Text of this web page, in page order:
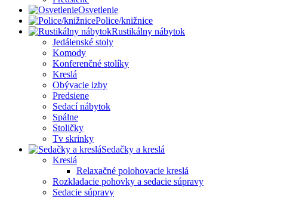
Osvetlenie
Police/knižnice
Rustikálny nábytok
Jedálenské stoly
Komody
Konferenčné stolíky
Kreslá
Obývacie izby
Predsiene
Sedací nábytok
Spálne
Stoličky
Tv skrinky
Sedačky a kreslá
Kreslá
Relaxačné polohovacie kreslá
Rozkladacie pohovky a sedacie súpravy
Sedacie súpravy